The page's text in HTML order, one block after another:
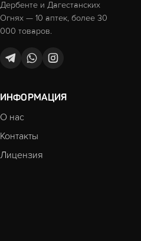
Дербенте и Дагестанских
Огнях — 10 аптек, более 30
000 товаров.
ИНФОРМАЦИЯ
О нас
Контакты
Лицензия